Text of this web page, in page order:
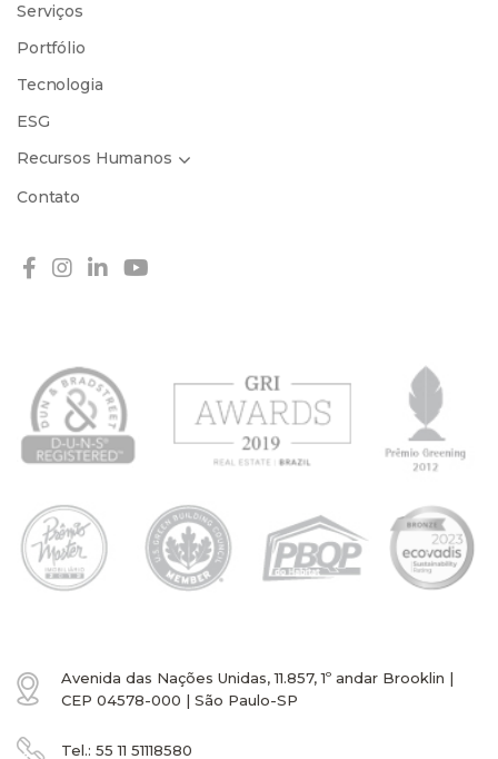
Serviços
Portfólio
Tecnologia
ESG
Recursos Humanos
Contato
Avenida das Nações Unidas, 11.857, 1º andar Brooklin |
CEP 04578-000 | São Paulo-SP
Tel.: 55 11 51118580